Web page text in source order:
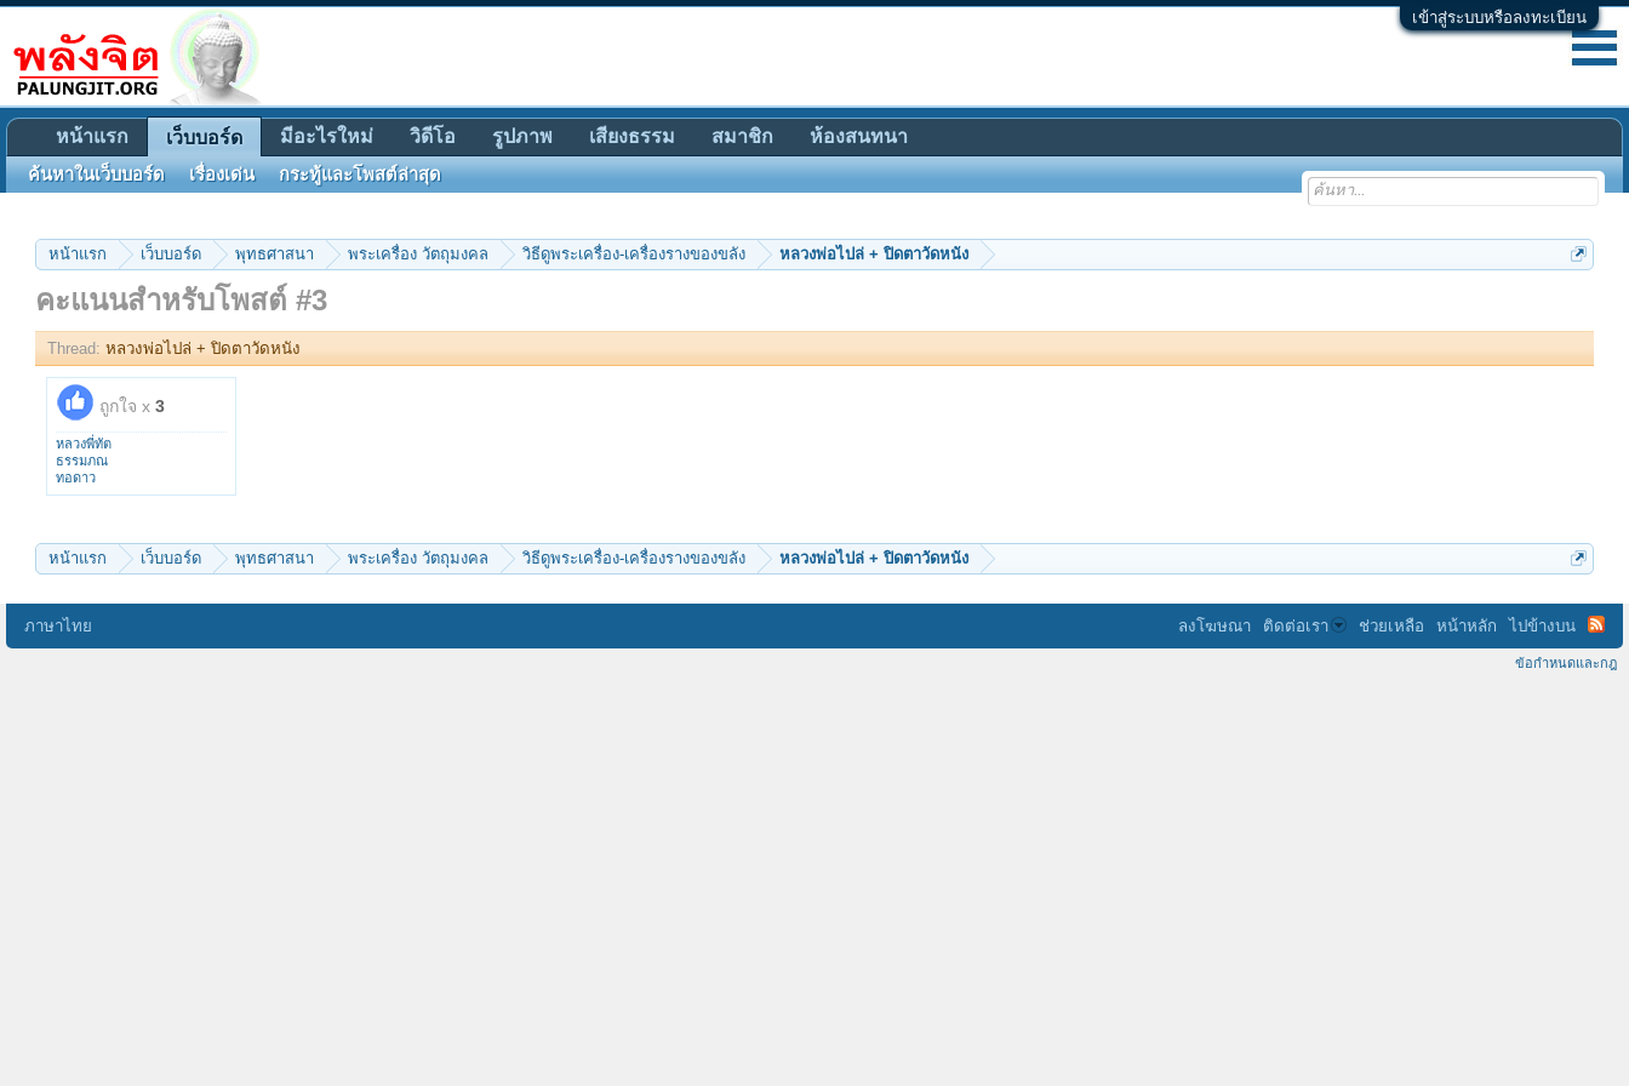
เข้าสู่ระบบหรือลงทะเบียน
หน้าแรก เว็บบอร์ด พุทธศาสนา พระเครื่อง วัตถุมงคล วิธีดูพระเครื่อง-เครื่องรางของขลัง หลวงพ่อไปล่ + ปิดตาวัดหนัง
คะแนนสำหรับโพสต์ #3
Thread: หลวงพ่อไปล่ + ปิดตาวัดหนัง
ถูกใจ x 3
หลวงพี่ทัต
ธรรมภณ
ทอดาว
หน้าแรก เว็บบอร์ด พุทธศาสนา พระเครื่อง วัตถุมงคล วิธีดูพระเครื่อง-เครื่องรางของขลัง หลวงพ่อไปล่ + ปิดตาวัดหนัง
หน้าแรก เว็บบอร์ด
ค้นหาในเว็บบอร์ด เรื่องเด่น กระทู้และโพสต์ล่าสุด
มีอะไรใหม่ วิดีโอ รูปภาพ เสียงธรรม สมาชิก ห้องสนทนา
ภาษาไทย ลงโฆษณา ติดต่อเรา ช่วยเหลือ หน้าหลัก ไปข้างบน
ข้อกำหนดและกฎ